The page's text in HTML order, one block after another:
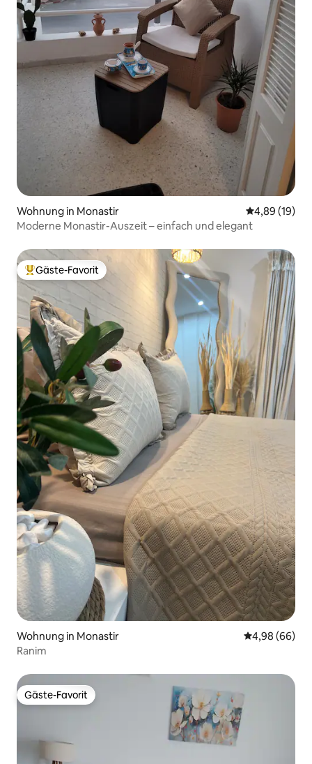
Wohnung in Monastir
4,89 (19)
Moderne Monastir-Auszeit – einfach und elegant
Beliebter Gäste-Favorit.
Gäste-Favorit
Wohnung in Monastir
4,98 (66)
Ranim
Gäste-Favorit
Gäste-Favorit